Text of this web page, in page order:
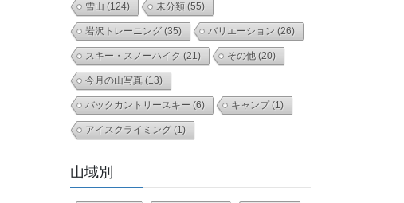
雪山 (124) 未分類 (55)
岩沢トレーニング (35) バリエーション (26)
スキー・スノーハイク (21) その他 (20)
今月の山写真 (13)
バックカントリースキー (6) キャンプ(1)
アイスクライミング (1)
山域別